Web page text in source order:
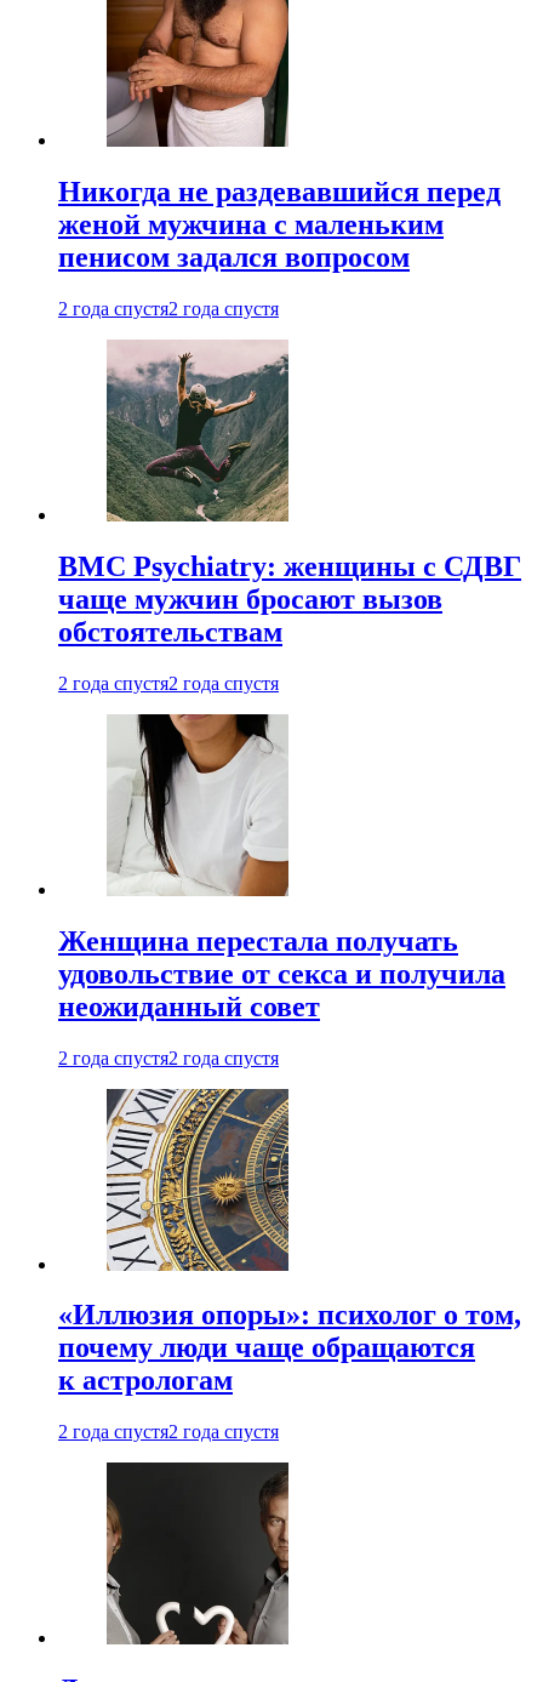
Никогда не раздевавшийся перед
женой мужчина с маленьким
пенисом задался вопросом
2 года спустя2 года спустя
BMC Psychiatry: женщины с СДВГ
чаще мужчин бросают вызов
обстоятельствам
2 года спустя2 года спустя
Женщина перестала получать
удовольствие от секса и получила
неожиданный совет
2 года спустя2 года спустя
«Иллюзия опоры»: психолог о том,
почему люди чаще обращаются
к астрологам
2 года спустя2 года спустя